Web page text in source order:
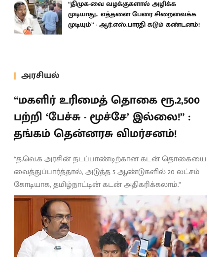
“திமுக-வை வழக்குகளால் அழிக்க
முடியாது.. எத்தனை பேரை சிறைவைக்க
முடியும்” - ஆர்.எஸ்.பாரதி கடும் கண்டனம்!
அரசியல்
“மகளிர் உரிமைத் தொகை ரூ.2,500
பற்றி ‘பேச்சு - மூச்சே’ இல்லை!” :
தங்கம் தென்னரசு விமர்சனம்!
“த.வெ.க அரசின் நடப்பாண்டிற்கான கடன் தொகையை
வைத்துப்பார்த்தால், அடுத்த 5 ஆண்டுகளில் 20 லட்சம்
கோடியாக, தமிழ்நாட்டின் கடன் அதிகரிக்கலாம்.”